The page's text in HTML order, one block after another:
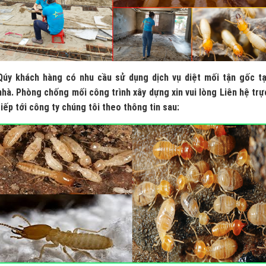
khách hàng có nhu cầu sử dụng dịch vụ diệt mối tận gốc
Phòng chống mối công trình xây dựng xin vui lòng Liên hệ
tới công ty chúng tôi theo thông tin sau: